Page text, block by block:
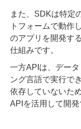
また、SDKは特定
トフォームで動作
のアプリを開発す
仕組みです。
一方APIは、デー
ング言語で実行で
依存していないた
APIを活用して開発